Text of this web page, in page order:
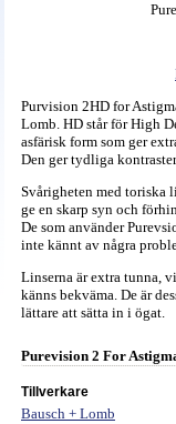
Purvision 2HD for
Lomb. HD står för High
asfärisk form som ger
Den ger tydliga
Svårigheten med toriska
ge en skarp syn och
De som använder
inte kännt av några
Linserna är extra tunna,
känns bekväma. De är
lättare att sätta in i ögat.
Purevision 2 For
Tillverkare
Bausch + Lomb